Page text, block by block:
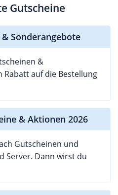
Gutscheine
Sonderangebote
&
auf die Bestellung
& Aktionen 2026
Gutscheinen und
Server. Dann wirst du